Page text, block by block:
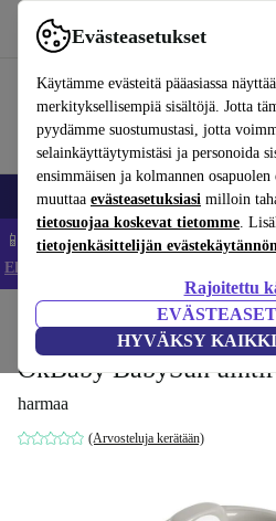
Evästeasetukset
Käytämme evästeitä pääasiassa
merkityksellisempiä sisältöjä. Jotta
pyydämme suostumustasi, jotta
selainkäyttäytymistäsi ja personoida
ensimmäisen ja kolmannen
muuttaa evästeasetuksiasi milloin
tietosuojaa koskevat tietomme.
tietojenkäsittelijän
Rajoitettu
HYVÄKSY
Käytä refurbed-palvelua nopeasti ja helposti
Matkapuhelimet ja älypuhelimet
📱 Säästä 5 % LISÄÄ iPhoneista –
Ehdot ja säännöt
Potat ja pesut
OkBaby BabySun
harmaa
(Arvosteluja kerätään)